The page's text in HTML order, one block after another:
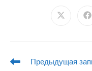
Еще
Предыдущая